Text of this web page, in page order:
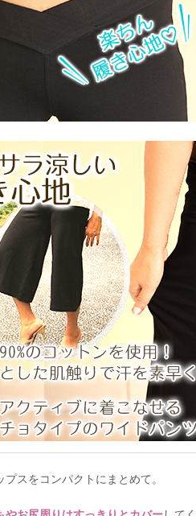
スをコンパクトにまとめて。